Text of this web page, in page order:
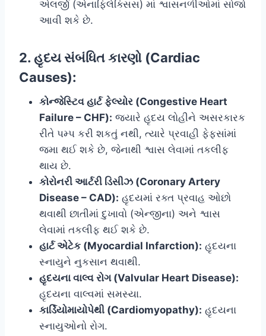
એલર્જી (એનાફિલેક્સિસ) માં શ્વાસનળીઓમાં સોજો
આવી શકે છે.
2. હૃદય સંબંધિત કારણો (Cardiac
Causes):
કોન્જેસ્ટિવ હાર્ટ ફેલ્યોર (Congestive Heart
Failure – CHF): જ્યારે હૃદય લોહીને અસરકારક
રીતે પમ્પ કરી શકતું નથી, ત્યારે પ્રવાહી ફેફસાંમાં
જમા થઈ શકે છે, જેનાથી શ્વાસ લેવામાં તકલીફ
થાય છે.
કોરોનરી આર્ટરી ડિસીઝ (Coronary Artery
Disease – CAD): હૃદયમાં રક્ત પ્રવાહ ઓછો
થવાથી છાતીમાં દુખાવો (એન્જીના) અને શ્વાસ
લેવામાં તકલીફ થઈ શકે છે.
હાર્ટ એટેક (Myocardial Infarction): હૃદયના
સ્નાયુને નુકસાન થવાથી.
હૃદયના વાલ્વ રોગ (Valvular Heart Disease):
હૃદયના વાલ્વમાં સમસ્યા.
કાર્ડિયોમાયોપેથી (Cardiomyopathy): હૃદયના
સ્નાયુઓનો રોગ.